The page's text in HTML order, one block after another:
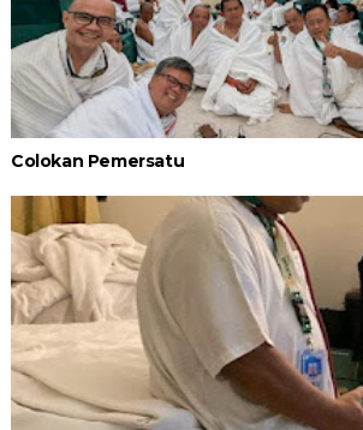
Colokan Pemersatu